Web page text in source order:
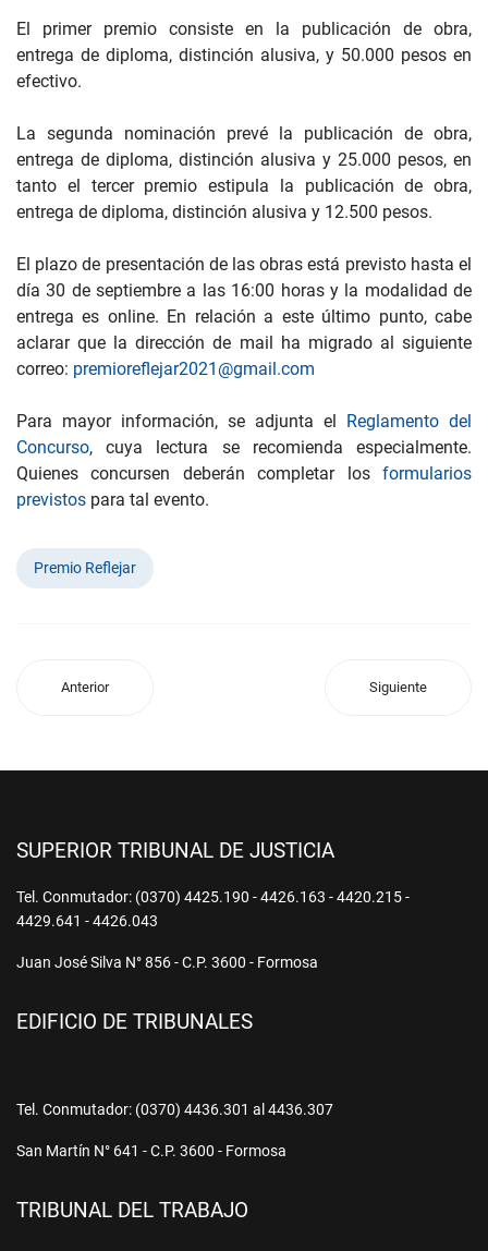
El primer premio consiste en la publicación de obra,
entrega de diploma, distinción alusiva, y 50.000 pesos en
efectivo.
La segunda nominación prevé la publicación de obra,
entrega de diploma, distinción alusiva y 25.000 pesos, en
tanto el tercer premio estipula la publicación de obra,
entrega de diploma, distinción alusiva y 12.500 pesos.
El plazo de presentación de las obras está previsto hasta el
día 30 de septiembre a las 16:00 horas y la modalidad de
entrega es online. En relación a este último punto, cabe
aclarar que la dirección de mail ha migrado al siguiente
correo: premioreflejar2021@gmail.com
Para mayor información, se adjunta el
Reglamento del
Concurso, cuya lectura se recomienda especialmente.
Quienes concursen deberán completar los formularios
previstos para tal evento.
Premio Reflejar
Anterior Siguiente
SUPERIOR TRIBUNAL DE JUSTICIA
Tel. Conmutador: (0370) 4425.190 - 4426.163 - 4420.215 -
4429.641 - 4426.043
Juan José Silva N° 856 - C.P. 3600 - Formosa
EDIFICIO DE TRIBUNALES
Tel. Conmutador: (0370) 4436.301 al 4436.307
San Martín N° 641 - C.P. 3600 - Formosa
TRIBUNAL DEL TRABAJO